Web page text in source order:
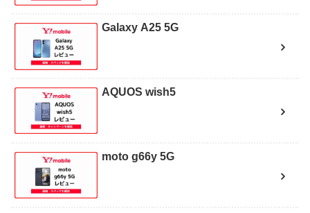
Galaxy A25 5G
AQUOS wish5
moto g66y 5G